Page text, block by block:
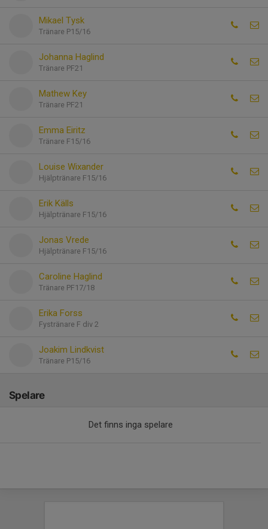
Mikael Tysk
Tränare P15/16
Johanna Haglind
Tränare PF21
Mathew Key
Tränare PF21
Emma Eiritz
Tränare F15/16
Louise Wixander
Hjälptränare F15/16
Erik Källs
Hjälptränare F15/16
Jonas Vrede
Hjälptränare F15/16
Caroline Haglind
Tränare PF17/18
Erika Forss
Fystränare F div 2
Joakim Lindkvist
Tränare P15/16
Spelare
Det finns inga spelare